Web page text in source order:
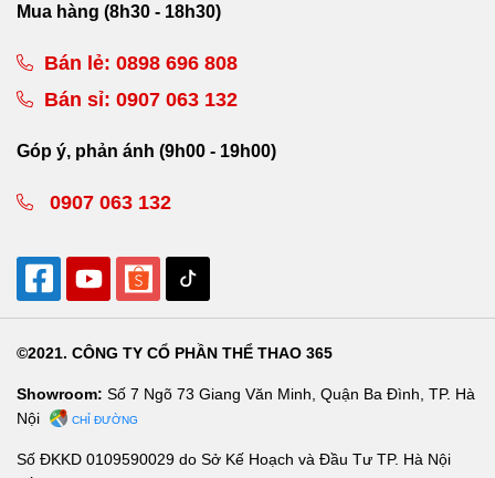
Mua hàng (8h30 - 18h30)
Bán lẻ: 0898 696 808
Bán sỉ: 0907 063 132
Góp ý, phản ánh (9h00 - 19h00)
0907 063 132
©2021. CÔNG TY CỔ PHẦN THỂ THAO 365
Showroom: Số 7 Ngõ 73 Giang Văn Minh, Quận Ba Đình, TP. Hà
Nội
CHỈ ĐƯỜNG
Số ĐKKD 0109590029 do Sở Kế Hoạch và Đầu Tư TP. Hà Nội